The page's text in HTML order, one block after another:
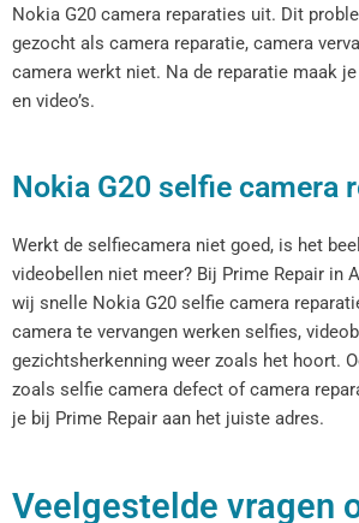
Nokia G20 camera reparaties uit. Dit
gezocht als camera reparatie, camera
camera werkt niet. Na de reparatie maak je
en video’s.
Nokia G20 selfie camera
Werkt de selfiecamera niet goed, is het
videobellen niet meer? Bij Prime Repair in
wij snelle Nokia G20 selfie camera
camera te vervangen werken selfies,
gezichtsherkenning weer zoals het hoort.
zoals selfie camera defect of camera
je bij Prime Repair aan het juiste adres.
Veelgestelde vragen